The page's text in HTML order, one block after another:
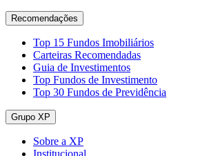
Recomendações
Top 15 Fundos Imobiliários
Carteiras Recomendadas
Guia de Investimentos
Top Fundos de Investimento
Top 30 Fundos de Previdência
Grupo XP
Sobre a XP
Institucional